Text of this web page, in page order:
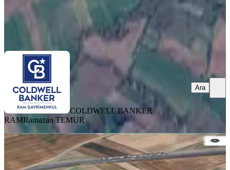
COLDWELL BANKER RAM Ramazan TEMUR
COLDWELL BANKER
RAMRamazan TEMUR
Ara
%4
Sahibinden En En Düşük Fiyat Acil
Satılık